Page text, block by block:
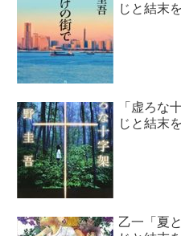
じと結末
「虚ろな
じと結末
乙一「夏